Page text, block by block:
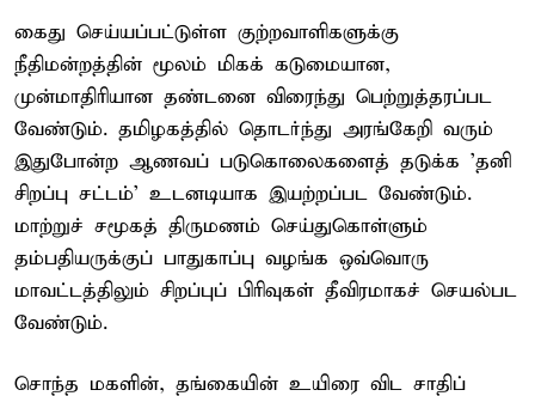
கைது செய்யப்பட்டுள்ள குற்றவாளிகளுக்கு
நீதிமன்றத்தின் மூலம் மிகக் கடுமையான,
முன்மாதிரியான தண்டனை விரைந்து பெற்றுத்தரப்பட
வேண்டும். தமிழகத்தில் தொடர்ந்து அரங்கேறி வரும்
இதுபோன்ற ஆணவப் படுகொலைகளைத் தடுக்க 'தனி
சிறப்பு சட்டம்' உடனடியாக இயற்றப்பட வேண்டும்.
மாற்றுச் சமூகத் திருமணம் செய்துகொள்ளும்
தம்பதியருக்குப் பாதுகாப்பு வழங்க ஒவ்வொரு
மாவட்டத்திலும் சிறப்புப் பிரிவுகள் தீவிரமாகச் செயல்பட
வேண்டும்.
சொந்த மகளின், தங்கையின் உயிரை விட சாதிப்